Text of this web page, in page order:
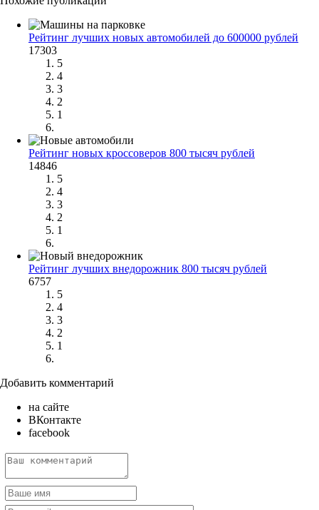
Рейтинг лучших новых автомобилей до 600000 рублей
17303
5
4
3
2
1
Рейтинг новых кроссоверов 800 тысяч рублей
14846
5
4
3
2
1
Рейтинг лучших внедорожник 800 тысяч рублей
6757
5
4
3
2
1
Добавить комментарий
на сайте
ВКонтакте
facebook